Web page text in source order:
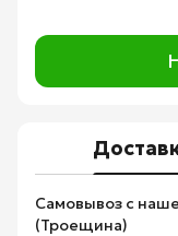
Самовывоз с
(Троещина)